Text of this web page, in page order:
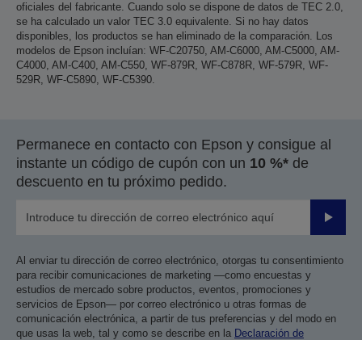
oficiales del fabricante. Cuando solo se dispone de datos de TEC 2.0,
se ha calculado un valor TEC 3.0 equivalente. Si no hay datos
disponibles, los productos se han eliminado de la comparación. Los
modelos de Epson incluían: WF-C20750, AM-C6000, AM-C5000, AM-
C4000, AM-C400, AM-C550, WF-879R, WF-C878R, WF-579R, WF-
529R, WF-C5890, WF-C5390.
Permanece en contacto con Epson y consigue al
instante un código de cupón con un 10 %* de
descuento en tu próximo pedido.
Enviar
Al enviar tu dirección de correo electrónico, otorgas tu consentimiento
para recibir comunicaciones de marketing —como encuestas y
estudios de mercado sobre productos, eventos, promociones y
servicios de Epson— por correo electrónico u otras formas de
comunicación electrónica, a partir de tus preferencias y del modo en
que usas la web, tal y como se describe en la Declaración de